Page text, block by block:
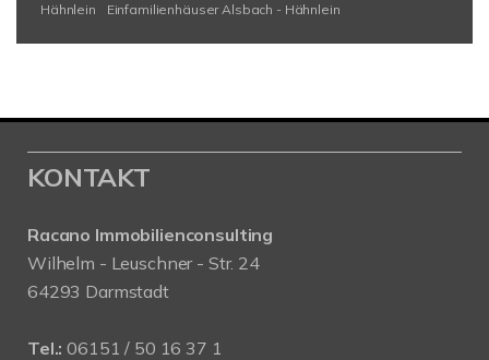
Hähnlein
Einfamilienhäuser Alsbach - Hähnlein
KONTAKT
Racano Immobilienconsulting
Wilhelm - Leuschner - Str. 24
64293 Darmstadt
Tel.: 06151 / 50 16 37 1